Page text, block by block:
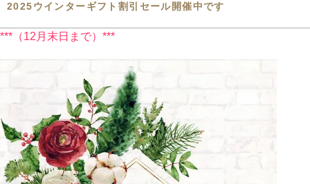
2025ウインターギフト割引セール開催中です
***（12月末日まで）***